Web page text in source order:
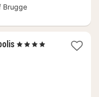
Brugge
1
, 4 Stjerner